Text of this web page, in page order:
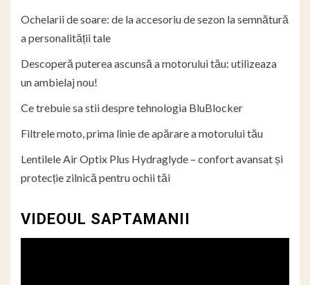
Ochelarii de soare: de la accesoriu de sezon la semnătură
a personalității tale
Descoperă puterea ascunsă a motorului tău: utilizeaza
un ambielaj nou!
Ce trebuie sa stii despre tehnologia BluBlocker
Filtrele moto, prima linie de apărare a motorului tău
Lentilele Air Optix Plus Hydraglyde – confort avansat și
protecție zilnică pentru ochii tăi
VIDEOUL SAPTAMANII